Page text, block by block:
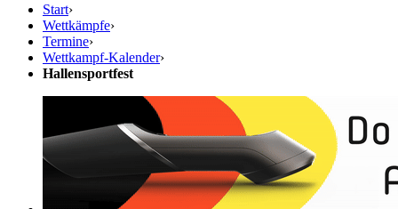
Start›
Wettkämpfe›
Termine›
Wettkampf-Kalender›
Hallensportfest